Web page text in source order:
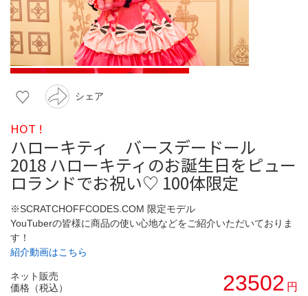
シェア
HOT !
ハローキティ バースデードール
2018 ハローキティのお誕生日をピュー
ロランドでお祝い♡ 100体限定
※SCRATCHOFFCODES.COM 限定モデル
YouTuberの皆様に商品の使い心地などをご紹介いただいておりま
す！
紹介動画はこちら
ネット販売
価格（税込）
23502 円